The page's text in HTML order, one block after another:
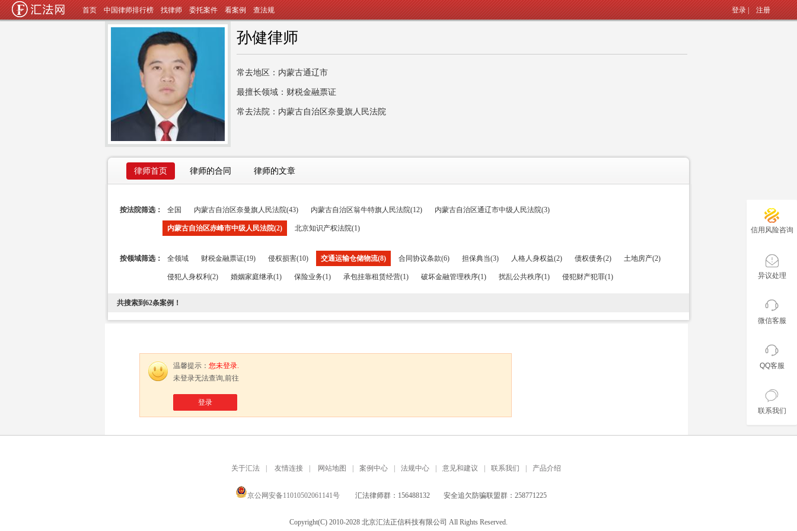
首页 中国律师排行榜 找律师 委托案件 看案例 查法规 登录| 注册
孙健律师
常去地区：内蒙古通辽市
最擅长领域：财税金融票证
常去法院：内蒙古自治区奈曼旗人民法院
律师首页 律师的合同 律师的文章
按法院筛选： 全国 内蒙古自治区奈曼旗人民法院(43) 内蒙古自治区翁牛特旗人民法院(12) 内蒙古自治区通辽市中级人民法院(3)
内蒙古自治区赤峰市中级人民法院(2) 北京知识产权法院(1)
按领域筛选： 全领域 财税金融票证(19) 侵权损害(10) 交通运输仓储物流(8) 合同协议条款(6) 担保典当(3) 人格人身权益(2) 债权债务(2) 土地房产(2)
侵犯人身权利(2) 婚姻家庭继承(1) 保险业务(1) 承包挂靠租赁经营(1) 破坏金融管理秩序(1) 扰乱公共秩序(1) 侵犯财产犯罪(1)
共搜索到62条案例！
温馨提示： 您未登录.
未登录无法查询,前往
登录
信用风险咨询
异议处理
微信客服
QQ客服
联系我们
关于汇法 友情连接 网站地图 案例中心 法规中心 意见和建议 联系我们 产品介绍
京公网安备11010502061141号 汇法律师群：156488132 安全追欠防骗联盟群：258771225
Copyright(C) 2010-2028 北京汇法正信科技有限公司 All Rights Reserved.